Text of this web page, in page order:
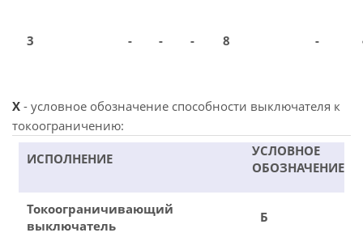
3 - - - 8 -
X - условное обозначение способности выключателя к
токоограничению:
ИСПОЛНЕНИЕ
УСЛОВНОЕ
ОБОЗНАЧЕНИЕ
Токоограничивающий
выключатель
Б